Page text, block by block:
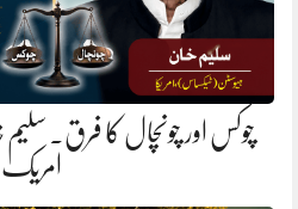
چوکس اور چونچال کا فرق.
امریک